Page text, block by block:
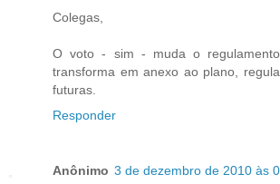
Colegas,
O voto - sim - muda o
transforma em anexo ao plano,
futuras.
Responder
Anônimo 3 de dezembro de 2010 às